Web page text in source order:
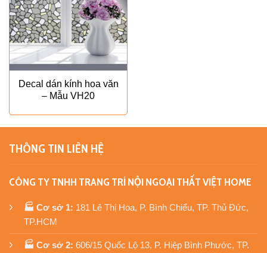
Decal dán kính hoa văn
– Mẫu VH20
THÔNG TIN LIÊN HỆ
CÔNG TY TNHH TRANG TRÍ NỘI NGOẠI THẤT VIỆT HOME
🏭 Cơ sở 1: 181 Lê Thị Hoa, P. Bình Chiểu, TP. Thủ Đức,
TP.HCM
🏭 Cơ sở 2: 606/15 Quốc Lộ 13, P. Hiệp Bình Phước, TP.